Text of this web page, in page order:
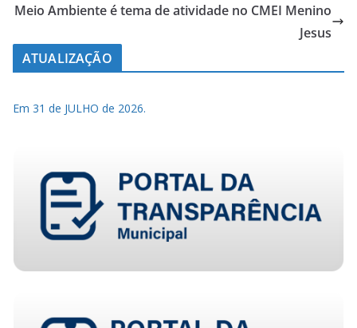
Meio Ambiente é tema de atividade no CMEI Menino
Jesus
ATUALIZAÇÃO
Em 31 de JULHO de 2026.